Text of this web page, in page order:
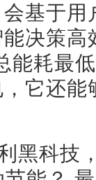
基于
决策
能耗最
它还